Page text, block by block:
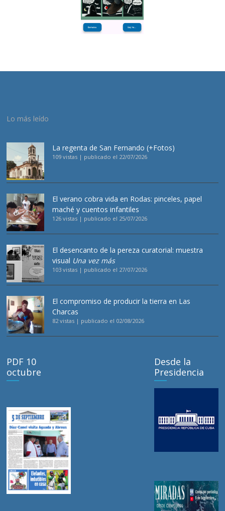
Lo más leído
La regenta de San Fernando (+Fotos)
109 vistas | publicado el 22/07/2026
El verano cobra vida en Rodas: pinceles, papel
maché y cuentos infantiles
126 vistas | publicado el 25/07/2026
El desencanto de la pereza curatorial: muestra
visual Una vez más
103 vistas | publicado el 27/07/2026
El compromiso de producir la tierra en Las
Charcas
82 vistas | publicado el 02/08/2026
PDF 10
octubre
Desde la
Presidencia